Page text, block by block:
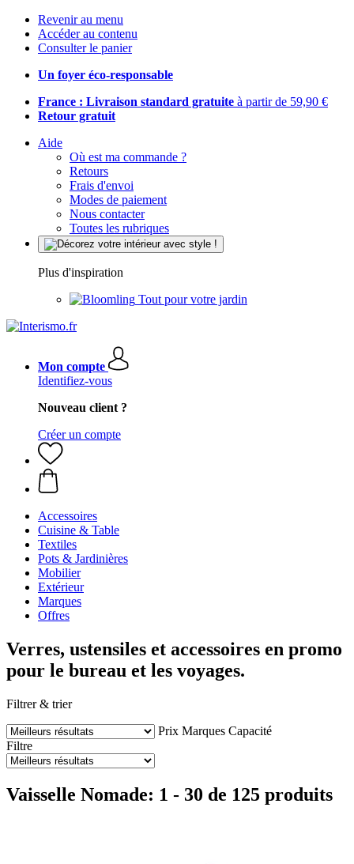
Revenir au menu
Accéder au contenu
Consulter le panier
Un foyer éco-responsable
France : Livraison standard gratuite à partir de 59,90 €
Retour gratuit
Aide
Où est ma commande ?
Retours
Frais d'envoi
Modes de paiement
Nous contacter
Toutes les rubriques
Plus d'inspiration
Tout pour votre jardin
Mon compte
Identifiez-vous
Nouveau client ?
Créer un compte
Accessoires
Cuisine & Table
Textiles
Pots & Jardinières
Mobilier
Extérieur
Marques
Offres
Verres, ustensiles et accessoires en promo
pour le bureau et les voyages.
Filtrer & trier
Prix Marques Capacité
Filtre
Vaisselle Nomade: 1 - 30 de 125 produits